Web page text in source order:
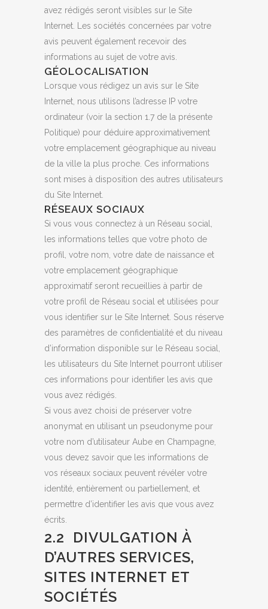
avez rédigés seront visibles sur le Site
Internet. Les sociétés concernées par votre
avis peuvent également recevoir des
informations au sujet de votre avis.
GÉOLOCALISATION
Lorsque vous rédigez un avis sur le Site
Internet, nous utilisons l’adresse IP votre
ordinateur (voir la section 1.7 de la présente
Politique) pour déduire approximativement
votre emplacement géographique au niveau
de la ville la plus proche. Ces informations
sont mises à disposition des autres utilisateurs
du Site Internet.
RÉSEAUX SOCIAUX
Si vous vous connectez à un Réseau social,
les informations telles que votre photo de
profil, votre nom, votre date de naissance et
votre emplacement géographique
approximatif seront recueillies à partir de
votre profil de Réseau social et utilisées pour
vous identifier sur le Site Internet. Sous réserve
des paramètres de confidentialité et du niveau
d’information disponible sur le Réseau social,
les utilisateurs du Site Internet pourront utiliser
ces informations pour identifier les avis que
vous avez rédigés.
Si vous avez choisi de préserver votre
anonymat en utilisant un pseudonyme pour
votre nom d’utilisateur Aube en Champagne,
vous devez savoir que les informations de
vos réseaux sociaux peuvent révéler votre
identité, entièrement ou partiellement, et
permettre d’identifier les avis que vous avez
écrits.
2.2 DIVULGATION À
D’AUTRES SERVICES,
SITES INTERNET ET
SOCIÉTÉS